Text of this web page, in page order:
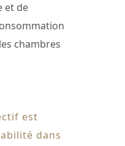
et de
chambres​
est
dans